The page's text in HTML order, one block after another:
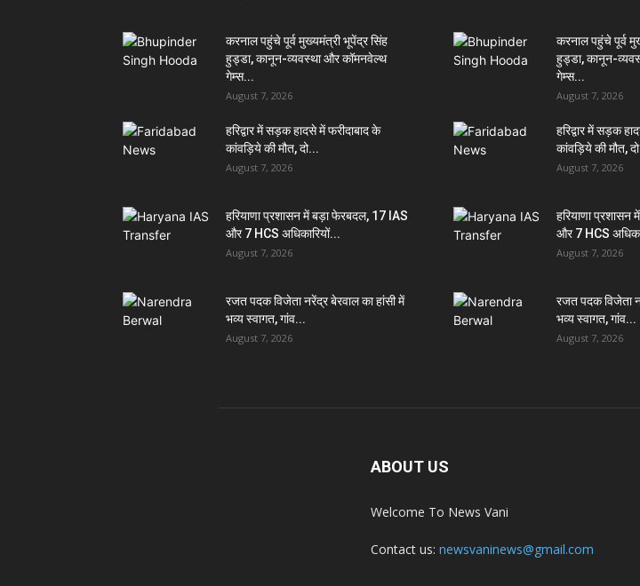
करनाल पहुंचे पूर्व मुख्यमंत्री भूपेंद्र सिंह
हुड्डा, कानून-व्यवस्था और कॉमनवेल्थ
गेम्स...
August 7, 2026
हरिद्वार में सड़क हादसे में फरीदाबाद के
कांवड़िये की मौत, दो...
August 7, 2026
हरियाणा प्रशासन में बड़ा फेरबदल, 17 IAS
और 7 HCS अधिकारियों...
August 7, 2026
रजत पदक विजेता नरेंद्र बेरवाल का हांसी में
भव्य स्वागत, गांव...
August 7, 2026
करनाल पहुंचे पूर्व
हुड्डा, कानून-
गेम्स...
August 7, 2026
हरिद्वार में सड़क
कांवड़िये की मौत,
August 7, 2026
हरियाणा
और 7 HCS
August 7, 2026
रजत पदक विजेता
भव्य स्वागत, गांव...
August 7, 2026
ABOUT US
Welcome To News Vani
Contact us: newsvaninews@gmail.com